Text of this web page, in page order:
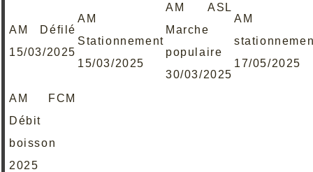
AM Défilé
15/03/2025
AM
Stationnement
15/03/2025
AM ASL
Marche
populaire
30/03/2025
AM
17/05/2025
AM FCM
Débit
boisson
2025